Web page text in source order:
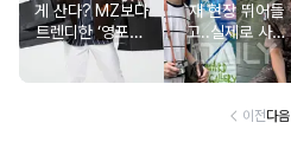
게 산다? MZ보다
트렌디한 ‘영포티’
분석
재 현장 뛰어들
고..실제로 사람
구한 연예인 10
이전다음